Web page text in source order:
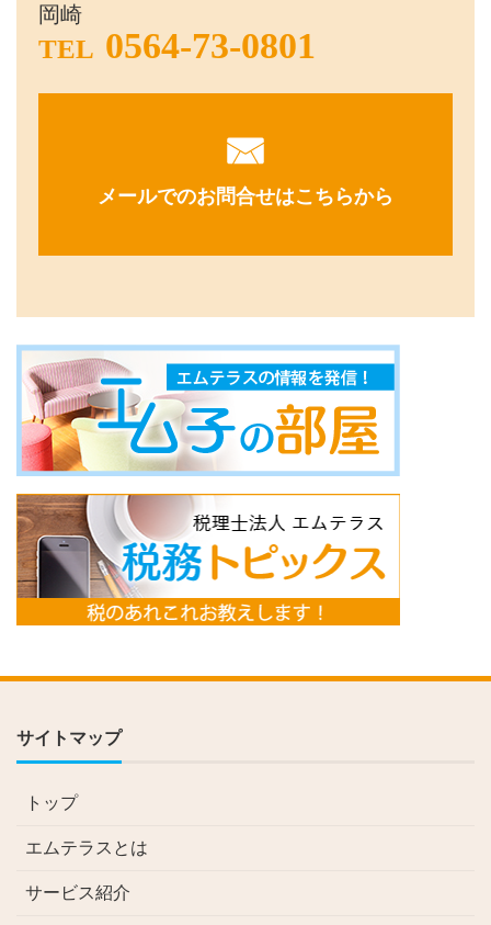
岡崎
TEL 0564-73-0801
メールでのお問合せはこちらから
サイトマップ
トップ
エムテラスとは
サービス紹介